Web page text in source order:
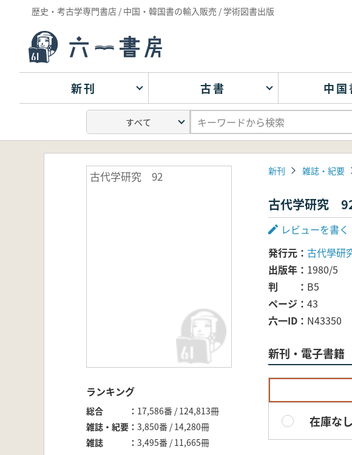
歴史・考古学専門書店 / 中国・韓国書の輸入販売 / 学術図書出版
新刊 古書 中国
古代学研究 92
ランキング
総合
17,586番 / 124,813冊
雑誌・紀要
3,850番 / 14,280冊
雑誌
3,495番 / 11,665冊
新刊 雑誌・紀要
古代学研究
レビューを書く
発行元
古代學研
出版年
1980/5
判
B5
ページ
43
六一ID
N43350
新刊・電子書籍
在庫なし